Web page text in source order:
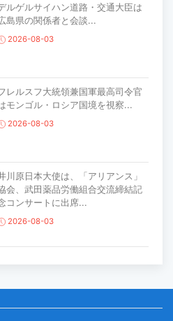
ルゲルサイハン道路・交通大臣は
島県の関係者と会談...
2026-08-03
レルスフ大統領兼国軍最高司令官
モンゴル・ロシア国境を視察...
2026-08-03
川原日本大使は、「アリアンス」
会、武田薬品労働組合交流締結記
コンサートに出席...
2026-08-03
2026-07-30